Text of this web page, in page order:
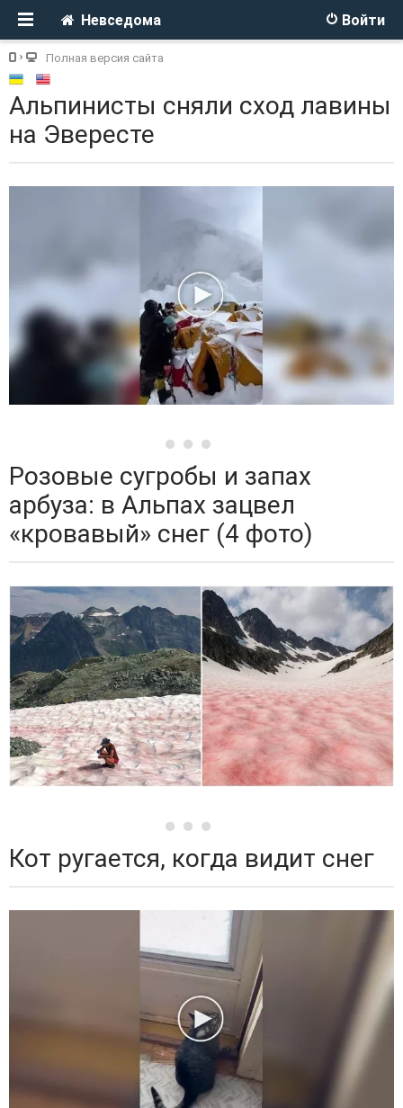
Войти
Невседома
Полная версия сайта
Альпинисты сняли сход лавины
на Эвересте
Розовые сугробы и запах
арбуза: в Альпах зацвел
«кровавый» снег (4 фото)
Кот ругается, когда видит снег